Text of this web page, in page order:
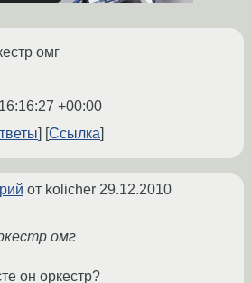
омг
+00:00
Ссылка
от kolicher 29.12.2010
омг
он оркестр?